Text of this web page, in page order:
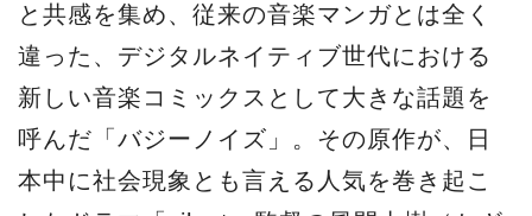
と共感を集め、従来の音楽マンガとは全く
違った、デジタルネイティブ世代における
新しい音楽コミックスとして大きな話題を
呼んだ「バジーノイズ」。その原作が、日
本中に社会現象とも言える人気を巻き起こ